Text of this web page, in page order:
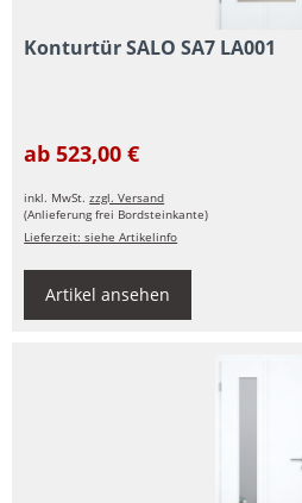
Konturtür SALO SA7 LA001
ab 523,00 €
inkl. MwSt.zzgl. Versand
(Anlieferung frei Bordsteinkante)
Lieferzeit: siehe Artikelinfo
Artikel ansehen